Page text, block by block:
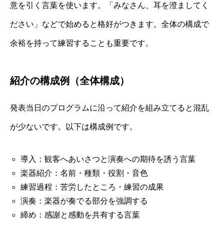
意を引く言葉を使います。「みなさん、耳を澄ましてく
ださい」などで始めると格好がつきます。全体の構成で
余裕を持って練習することも重要です。
紹介の構成例（全体構成）
発表当日のプログラムに沿って紹介を組み立てると混乱
が少ないです。以下は構成例です。
導入：観客へあいさつと演奏への期待を誘う言葉
楽器紹介：名前・種類・役割・音色
練習過程：苦労したところ・練習の成果
演奏：楽器が奏でる部分を強調する
締め：感謝と感動を共有する言葉